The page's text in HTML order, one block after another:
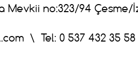
Mevkii no:323/94 Çesme/
\ Tel: 0 537 432 35 58